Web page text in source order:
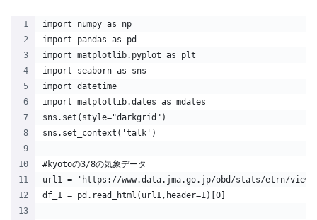
import numpy as np
import pandas as pd
import matplotlib.pyplot as plt
import seaborn as sns
import datetime
import matplotlib.dates as mdates
sns.set(style="darkgrid")
sns.set_context('talk')
#kyotoの3/8の気象データ
url1 = 'https://www.data.jma.go.jp/obd/stats/etrn/view/
df_1 = pd.read_html(url1,header=1)[0]